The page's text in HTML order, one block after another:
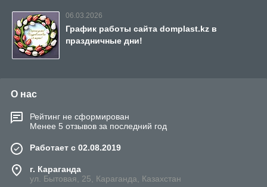
06.03.2026
График работы сайта domplast.kz в
праздничные дни!
О нас
Рейтинг не сформирован
Менее 5 отзывов за последний год
Работает с 02.08.2019
г. Караганда
ул. Бытовая, 25, Караганда, Казахстан